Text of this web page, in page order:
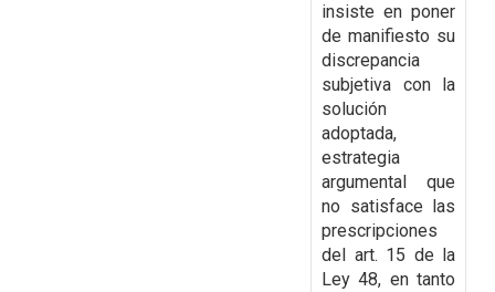
insiste en poner
de manifiesto su
discrepancia
subjetiva con la
solución
adoptada,
estrategia
argumental que
no satisface las
prescripciones
del art. 15 de la
Ley 48, en tanto